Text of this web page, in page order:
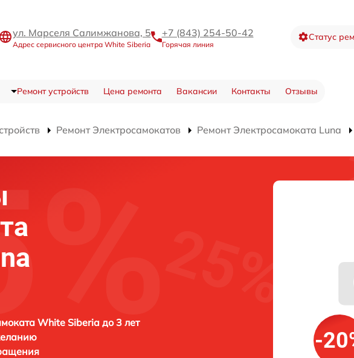
ул. Марселя Салимжанова, 5
Адрес сервисного центра White Siberia
+7 (843) 254-50-42
Горячая линия
Статус
Ремонт устройств Цена ремонта Вакансии Контакты Отзывы
Ремонт Электросамокатов Ремонт Электросамоката Luna
White Siberia до 3 лет
-